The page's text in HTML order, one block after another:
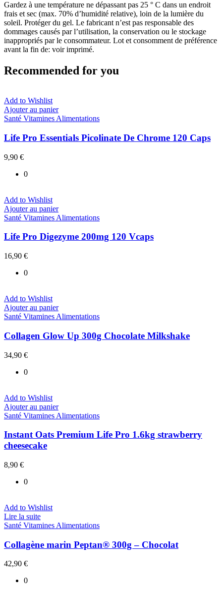
Gardez à une température ne dépassant pas 25 ° C dans un endroit
frais et sec (max. 70% d’humidité relative), loin de la lumière du
soleil. Protéger du gel. Le fabricant n’est pas responsable des
dommages causés par l’utilisation, la conservation ou le stockage
inappropriés par le consommateur. Lot et consomment de préférence
avant la fin de: voir imprimé.
Recommended for you
Add to Wishlist
Ajouter au panier
Santé Vitamines Alimentations
Life Pro Essentials Picolinate De Chrome 120 Caps
9,90 €
0
Add to Wishlist
Ajouter au panier
Santé Vitamines Alimentations
Life Pro Digezyme 200mg 120 Vcaps
16,90 €
0
Add to Wishlist
Ajouter au panier
Santé Vitamines Alimentations
Collagen Glow Up 300g Chocolate Milkshake
34,90 €
0
Add to Wishlist
Ajouter au panier
Santé Vitamines Alimentations
Instant Oats Premium Life Pro 1.6kg strawberry
cheesecake
8,90 €
0
Add to Wishlist
Lire la suite
Santé Vitamines Alimentations
Collagène marin Peptan® 300g – Chocolat
42,90 €
0